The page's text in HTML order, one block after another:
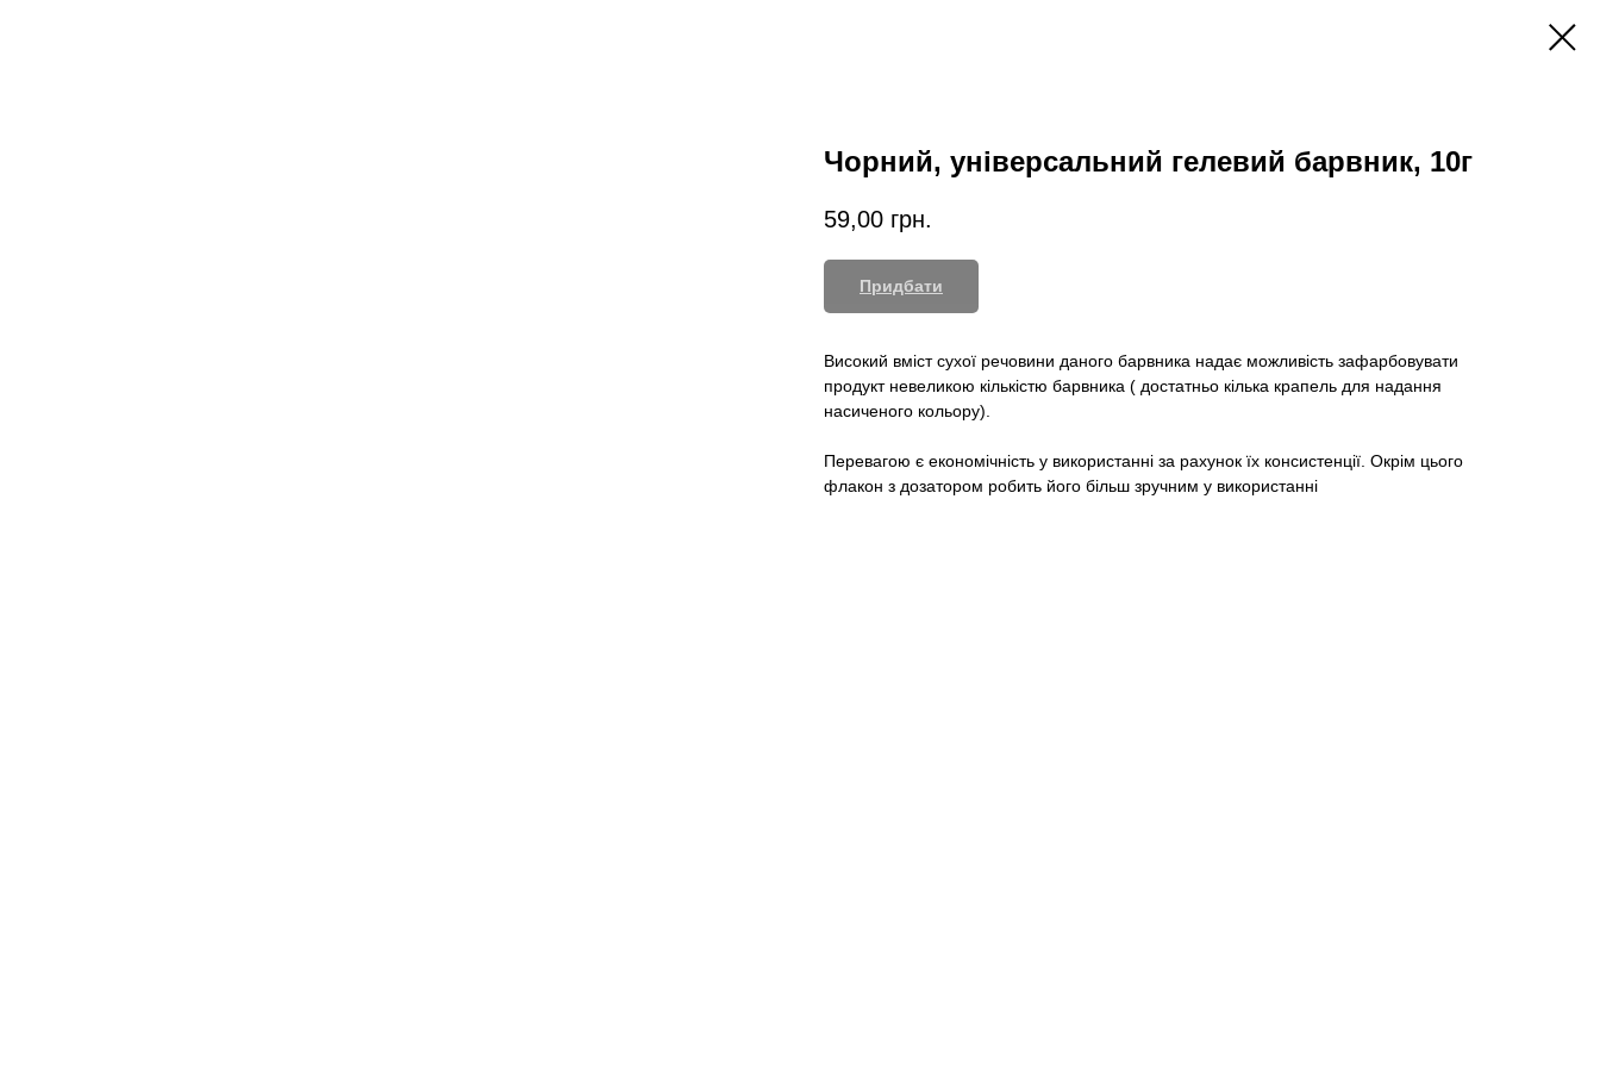
Чорний, універсальний гелевий барвник, 10г
59,00 грн.
Придбати
Високий вміст сухої речовини даного барвника надає можливість зафарбовувати
продукт невеликою кількістю барвника ( достатньо кілька крапель для надання
насиченого кольору).
Перевагою є економічність у використанні за рахунок їх консистенції. Окрім цього
флакон з дозатором робить його більш зручним у використанні